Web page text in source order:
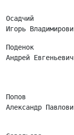
Осадчий
Поденок
Андрей
Попов
Александр